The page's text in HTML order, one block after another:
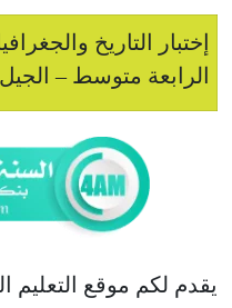
إختبار التاريخ
الرابعة متوسط – الجيل
يقدم لكم موقع